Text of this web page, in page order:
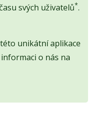
svých uživatelů*.
unikátní aplikace
informaci o nás na